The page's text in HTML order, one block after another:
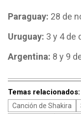
Paraguay: 28 de
Uruguay: 3 y 4 de
Argentina: 8 y 9
Temas relacionados:
Canción de Shakira